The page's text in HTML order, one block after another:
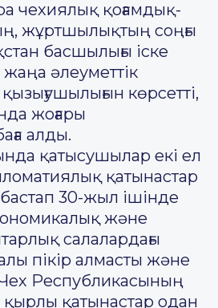
чехиялық қоғамдық-
жұртшылықтың соңғы
басшылығы іске
әлеуметтік
көрсетті,
жоғары
алды.
қатысушылар екі ел
қатынастар
30-жыл ішінде
және
салалардағы
пікір алмасты және
Республикасының
қырлы қатынастар одан